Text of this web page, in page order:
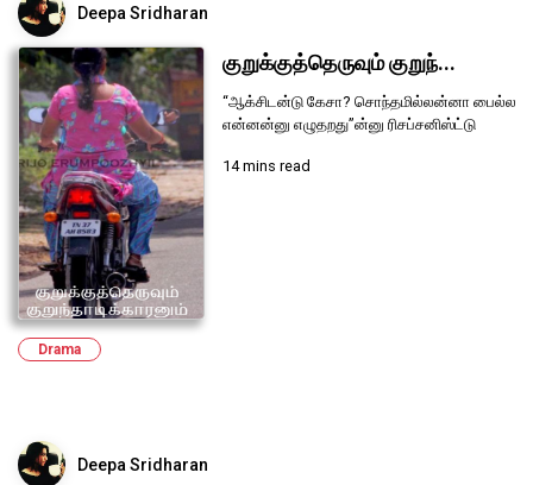
Deepa Sridharan
குறுக்குத்தெருவும் குறுந்...
“ஆக்சிடன்டு கேசா? சொந்தமில்லன்னா பைல்ல
என்னன்னு எழுதறது”ன்னு ரிசப்சனிஸ்ட்டு
14 mins read
Drama
Deepa Sridharan